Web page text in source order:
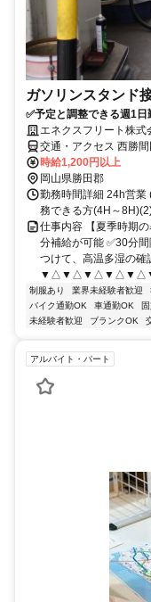
ガソリンスタンド
✅予定と調整できる週1日
エネクスフリート株
交通・アクセス 西勝
時給1,200円以上
岡山県勝田郡
勤務時間詳細 24h営業
務できる方(4H～
仕事内容 【夏季時期
分補給が可能 ✅30分
つけて、高温多湿の確
制服あり 業界未経験者歓迎
バイク通勤OK
車通勤OK
未経験者歓迎
ブランクOK
アルバイト・パート